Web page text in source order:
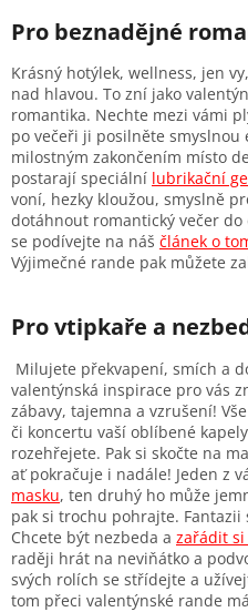
Pro beznadějné
Krásný hotýlek, wellness, jen
nad hlavou. To zní jako
romantika. Nechte mezi vámi
po večeři ji posilněte smyslnou
milostným zakončením místo
postarají speciální lubrikační
voní, hezky kloužou, smyslně
dotáhnout romantický večer
se podívejte na náš článek o
Výjimečné rande pak můžete
Pro vtipkaře a
Milujete překvapení, smích a
valentýnská inspirace pro vás
zábavy, tajemna a vzrušení!
či koncertu vaší oblíbené
rozehřejete. Pak si skočte na
ať pokračuje i nadále! Jeden z
masku, ten druhý ho může
pak si trochu pohrajte. Fantazii
Chcete být nezbeda a zařádit si
raději hrát na neviňátko a
svých rolích se střídejte a
tom přeci valentýnské rande